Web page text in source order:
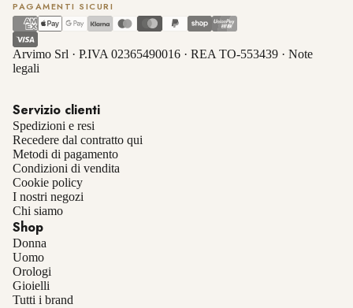
PAGAMENTI SICURI
Arvimo Srl · P.IVA 02365490016 · REA TO-553439 · Note
legali
Servizio clienti
Spedizioni e resi
Recedere dal contratto qui
Metodi di pagamento
Condizioni di vendita
Cookie policy
I nostri negozi
Chi siamo
Shop
Donna
Uomo
Orologi
Gioielli
Tutti i brandInformativa sulla privacy